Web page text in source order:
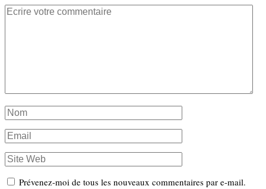
Prévenez-moi de tous les nouveaux commentaires par e-mail.